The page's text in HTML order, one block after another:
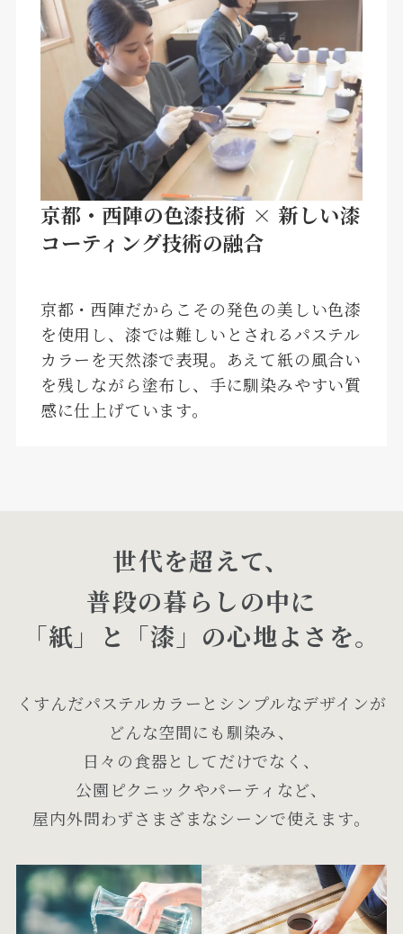
京都・⻄陣の⾊漆技術 × 新しい漆
コーティング技術の融合
京都・西陣だからこその発色の美しい色漆
を使用し、漆では難しいとされるパステル
カラーを天然漆で表現。あえて紙の風合い
を残しながら塗布し、手に馴染みやすい質
感に仕上げています。
世代を超えて、
普段の暮らしの中に
「紙」と「漆」の⼼地よさを。
くすんだパステルカラーとシンプルなデザインが
どんな空間にも馴染み、
⽇々の⾷器としてだけでなく、
公園ピクニックやパーティなど、
屋内外問わずさまざまなシーンで使えます。